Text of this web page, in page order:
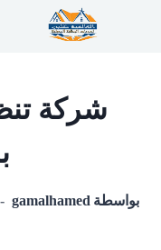
شركة
بواسطة gamalhamed